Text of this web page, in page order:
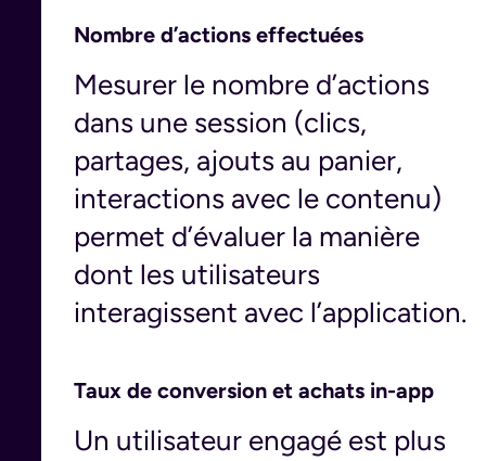
Nombre d’actions effectuées
Mesurer le nombre d’actions
dans une session (clics,
partages, ajouts au panier,
interactions avec le contenu)
permet d’évaluer la manière
dont les utilisateurs
interagissent avec l’application.
Taux de conversion et achats in-app
Un utilisateur engagé est plus